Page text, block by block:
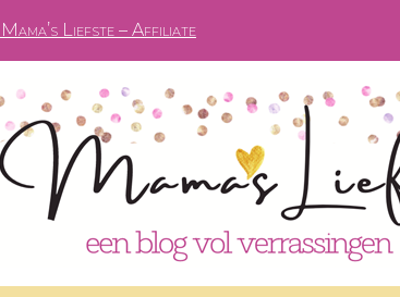
Liefste – Affiliate